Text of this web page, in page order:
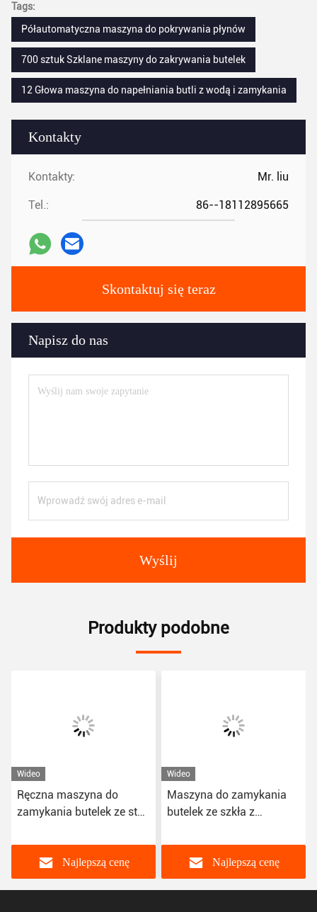
Kontakty
Kontakty: Mr. liu
Tel.: 86--18112895665
Skontaktuj się teraz
Napisz do nas
Wyślij
Tags:
Półautomatyczna maszyna do pokrywania płynów
700 sztuk Szklane maszyny do zakrywania butelek
12 Głowa maszyna do napełniania butli z wodą i zamykania
Produkty podobne
Wideo
Ręczna maszyna do
zamykania butelek ze stali
Półautomatyczna wersja
angielska z 2 ~ 24
głowicami
Najlepszą cenę
Wideo
Maszyna do zamykania
butelek ze szkła z
24 głowice AC 380 V
Napięcie 50 Hz
Półautomatyczna wersja
Najlepszą cenę